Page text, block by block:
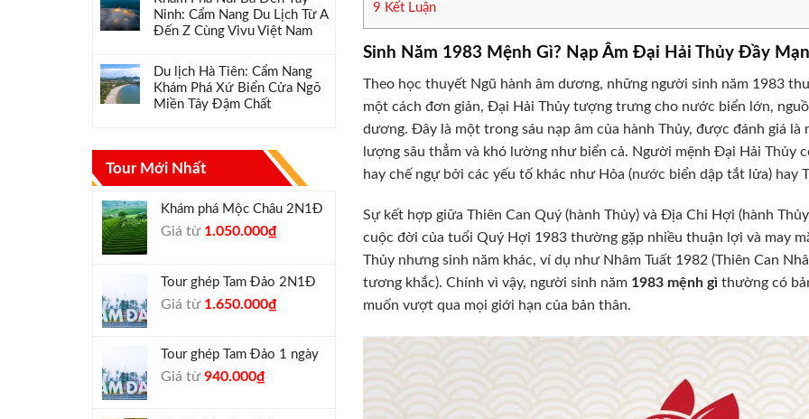
Ninh: Cẩm Nang Du Lịch Từ A
Đến Z Cùng Vivu Việt Nam
Du lịch Hà Tiên: Cẩm Nang
Khám Phá Xứ Biển Cửa Ngõ
Miền Tây Đậm Chất
Tour Mới Nhất
Khám phá Mộc Châu 2N1Đ
Giá từ Giá
1.300.000₫.
1.050.000₫Giá
là:
Tour ghép Tam Đảo 2N1Đ
Giá từ Giá
1.800.000₫.
1.650.000₫Giá
là:
Tour ghép Tam Đảo 1 ngày
Giá từGiá
940.000₫Giá
9 Kết Luận
Sinh Năm 1983 Mệnh Gì? Nạp Âm Đại Hải Thủy Đầy
Theo học thuyết Ngũ hành âm dương, những người sinh năm 1983
một cách đơn giản, Đại Hải Thủy tượng trưng cho nước biển lớn,
dương. Đây là một trong sáu nạp âm của hành Thủy, được đánh giá là
lượng sâu thẳm và khó lường như biển cả. Người mệnh Đại Hải Thủy
hay chế ngự bởi các yếu tố khác như Hỏa (nước biển dập tắt lửa) hay
Sự kết hợp giữa Thiên Can Quý (hành Thủy) và Địa Chi Hợi (hành
cuộc đời của tuổi Quý Hợi 1983 thường gặp nhiều thuận lợi và may
Thủy nhưng sinh năm khác, ví dụ như Nhâm Tuất 1982 (Thiên Can
tương khắc). Chính vì vậy, người sinh năm 1983 mệnh gì thường có
muốn vượt qua mọi giới hạn của bản thân.